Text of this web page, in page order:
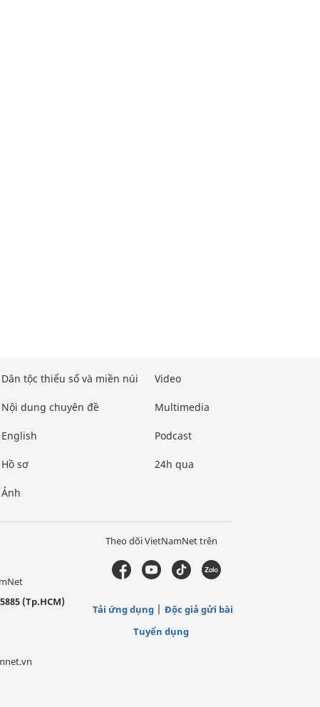
Dân tộc thiểu số và miền núi
Nội dung chuyên đề
English
Hồ sơ
Ảnh
Video
Multimedia
Podcast
24h qua
(Tp.HCM)
Theo dõi VietNamNet trên
Tải ứng dụng
Độc giả gửi bài
Tuyển dụng